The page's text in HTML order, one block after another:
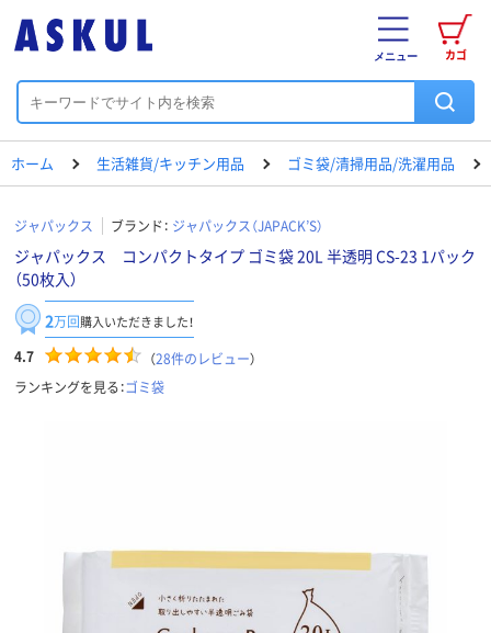
カゴ
メニュー
ホーム 生活雑貨/キッチン用品 ゴミ袋/清掃用品/洗濯用品
ジャパックス ブランド： ジャパックス（JAPACK’S）
ジャパックス コンパクトタイプ ゴミ袋 20L 半透明 CS-23 1パック
（50枚入）
2万回購入いただきました！
4.7 （28件のレビュー）
ランキングを見る：ゴミ袋